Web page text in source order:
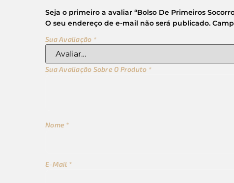
Seja o primeiro a avaliar “Bolso De Primeiros
O seu endereço de e-mail não será publicado.
Sua Avaliação *
Sua Avaliação Sobre O Produto *
Nome *
E-Mail *